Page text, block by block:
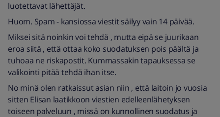
luotettavat lähettäjät.
Huom. Spam - kansiossa viestit säilyy vain 14 päivää.
Miksei sitä noinkin voi tehdä , mutta eipä se juurikaan
eroa siitä , että ottaa koko suodatuksen pois päältä ja
tuhoaa ne riskapostit. Kummassakin tapauksessa se
valikointi pitää tehdä ihan itse.
No minä olen ratkaissut asian niin , että laitoin jo vuosia
sitten Elisan laatikkoon viestien edelleenlähetyksen
toiseen palveluun , missä on kunnollinen suodatus ja